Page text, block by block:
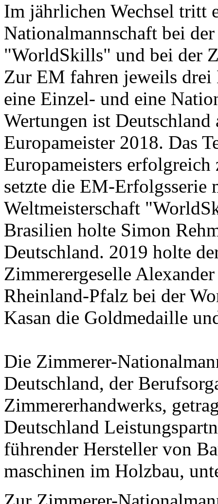
Im jährlichen Wechsel tritt
Nationalmannschaft bei
"WorldSkills" und bei der
Zur EM fahren jeweils
eine Einzel- und eine
Wertungen ist
Europameister 2018. Das
Europameisters
setzte die EM-
Weltmeisterschaft
Brasilien holte Simon
Deutschland. 2019 holte
Zimmerergeselle
Rheinland-Pfalz bei der
Kasan die Goldmedaille
Die Zimmerer-
Deutschland, der
Zimmererhandwerks,
Deutschland
führender Hersteller von
maschinen im Holzbau,